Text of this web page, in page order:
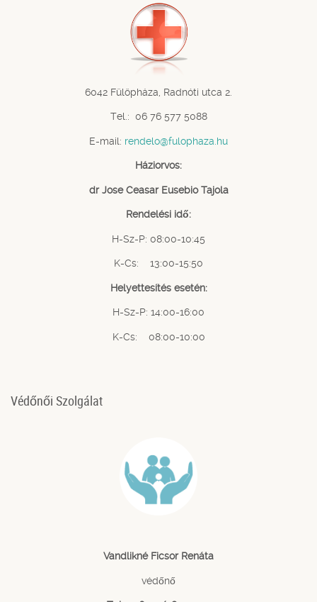
6042 Fülöpháza, Radnóti utca 2.
Tel.: 06 76 577 5088
E-mail: rendelo@fulophaza.hu
Háziorvos:
dr Jose Ceasar Eusebio Tajola
Rendelési idő:
H-Sz-P: 08:00-10:45
K-Cs: 13:00-15:50
Helyettesítés esetén:
H-Sz-P: 14:00-16:00
K-Cs: 08:00-10:00
Védőnői Szolgálat
Vandlikné Ficsor Renáta
védőnő